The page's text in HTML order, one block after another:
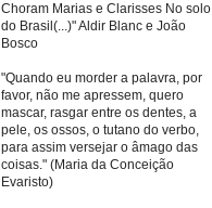
Choram Marias e Clarisses No solo
do Brasil(...)" Aldir Blanc e João
Bosco
"Quando eu morder a palavra, por
favor, não me apressem, quero
mascar, rasgar entre os dentes, a
pele, os ossos, o tutano do verbo,
para assim versejar o âmago das
coisas." (Maria da Conceição
Evaristo)